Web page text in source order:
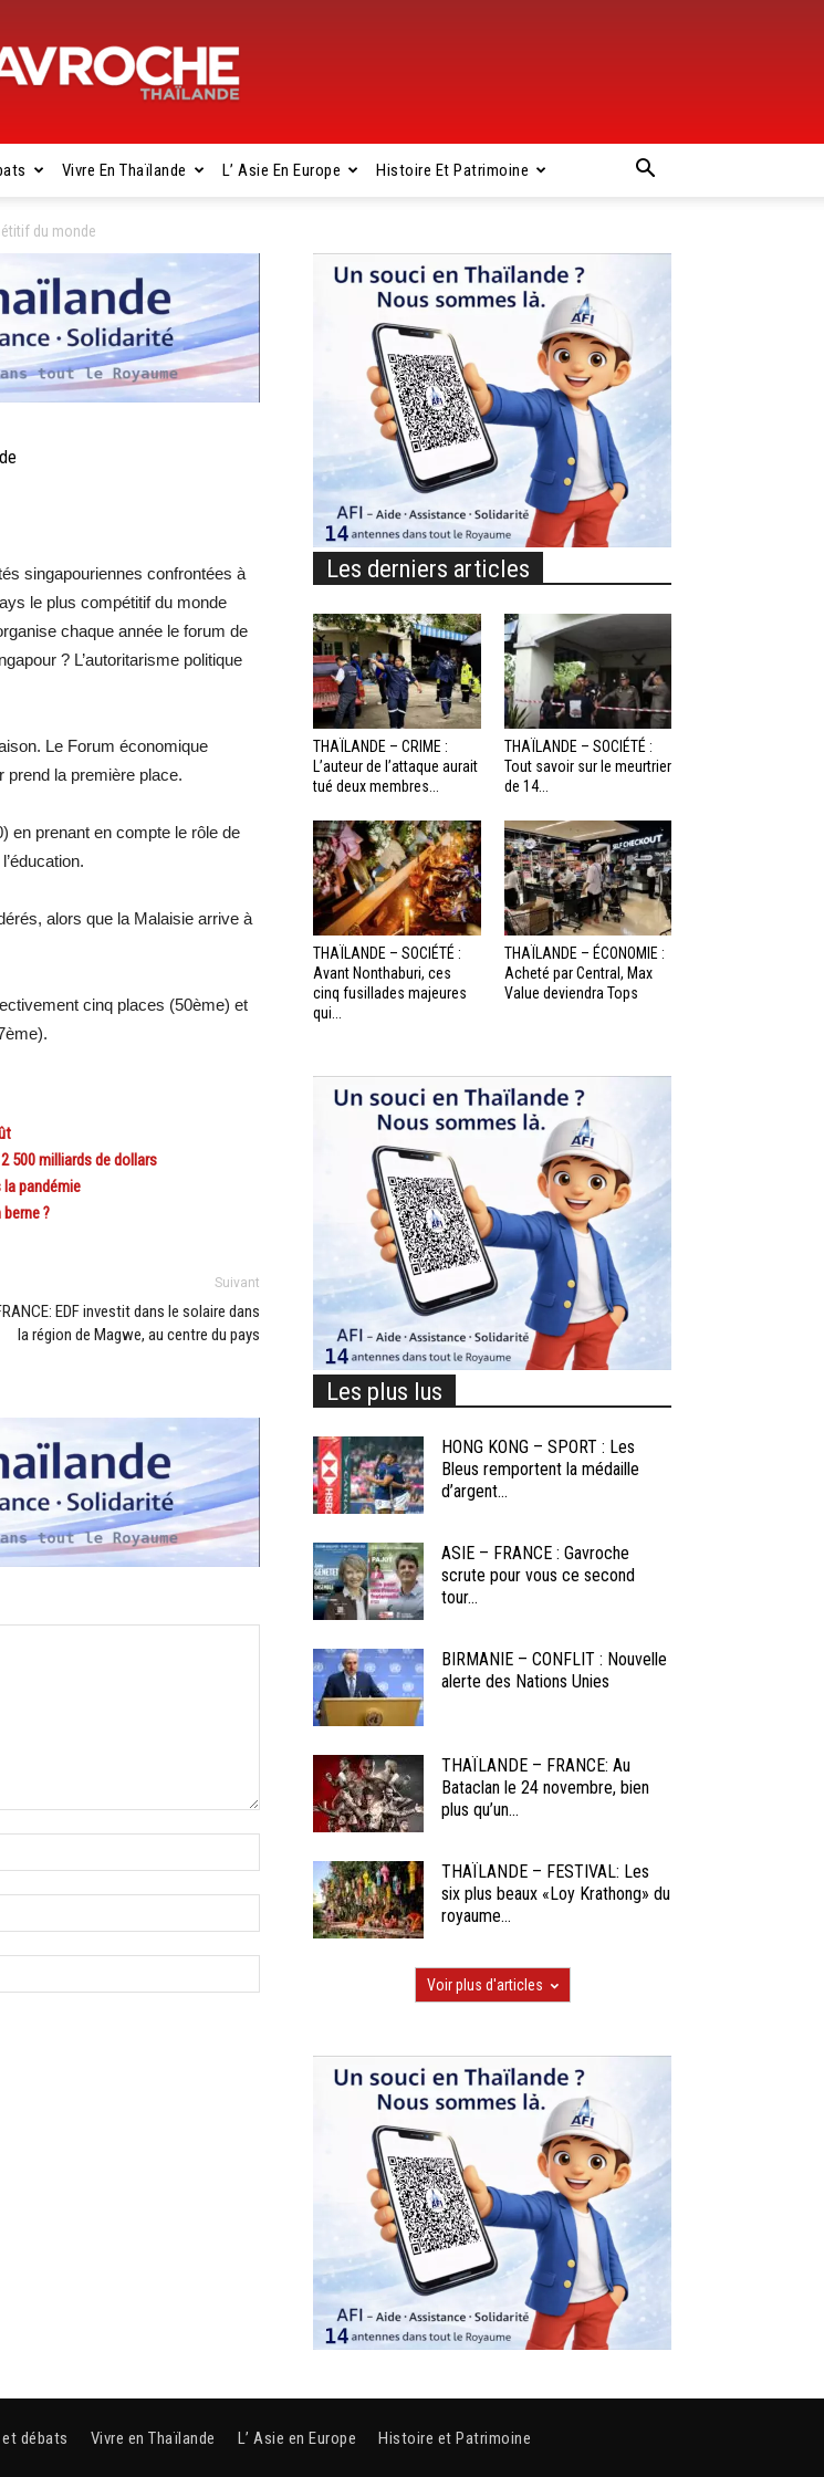
Gavroche
Thaïlande
Vivre En Thaïlande L’ Asie En Europe Histoire Et Patrimoine
du monde
singapouriennes confrontées à
le plus compétitif du monde
chaque année le forum de
? L’autoritarisme politique
Le Forum économique
prend la première place.
en prenant en compte le rôle de
alors que la Malaisie arrive à
cinq places (50ème) et
500 milliards de dollars
la pandémie
?
Suivant
EDF investit dans le solaire dans
la région de Magwe, au centre du pays
Les derniers articles
THAÏLANDE – CRIME :
L’auteur de l’attaque aurait
tué deux membres...
THAÏLANDE – SOCIÉTÉ :
Tout savoir sur le meurtrier
de 14...
THAÏLANDE – SOCIÉTÉ :
Avant Nonthaburi, ces
cinq fusillades majeures
qui...
THAÏLANDE – ÉCONOMIE :
Acheté par Central, Max
Value deviendra Tops
Les plus lus
HONG KONG – SPORT : Les
Bleus remportent la médaille
d’argent...
ASIE – FRANCE : Gavroche
scrute pour vous ce second
tour...
BIRMANIE – CONFLIT : Nouvelle
alerte des Nations Unies
THAÏLANDE – FRANCE: Au
Bataclan le 24 novembre, bien
plus qu’un...
THAÏLANDE – FESTIVAL: Les
six plus beaux «Loy Krathong» du
royaume...
Voir plus d'articles
débats Vivre en Thaïlande L’ Asie en Europe Histoire et Patrimoine